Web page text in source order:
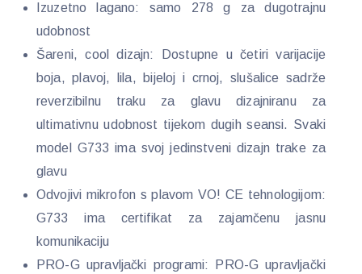
Izuzetno lagano: samo 278 g za dugotrajnu
udobnost
Šareni, cool dizajn: Dostupne u četiri varijacije
boja, plavoj, lila, bijeloj i crnoj, slušalice sadrže
reverzibilnu traku za glavu dizajniranu za
ultimativnu udobnost tijekom dugih seansi. Svaki
model G733 ima svoj jedinstveni dizajn trake za
glavu
Odvojivi mikrofon s plavom VO! CE tehnologijom:
G733 ima certifikat za zajamčenu jasnu
komunikaciju
PRO-G upravljački programi: PRO-G upravljački